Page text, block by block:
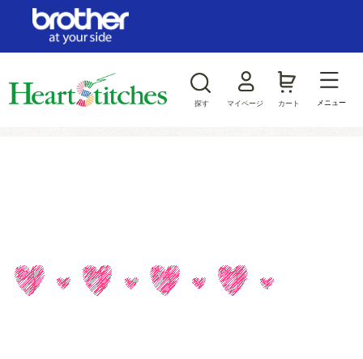
探す マイページ カート メニュー
ログイン/新規会員登録